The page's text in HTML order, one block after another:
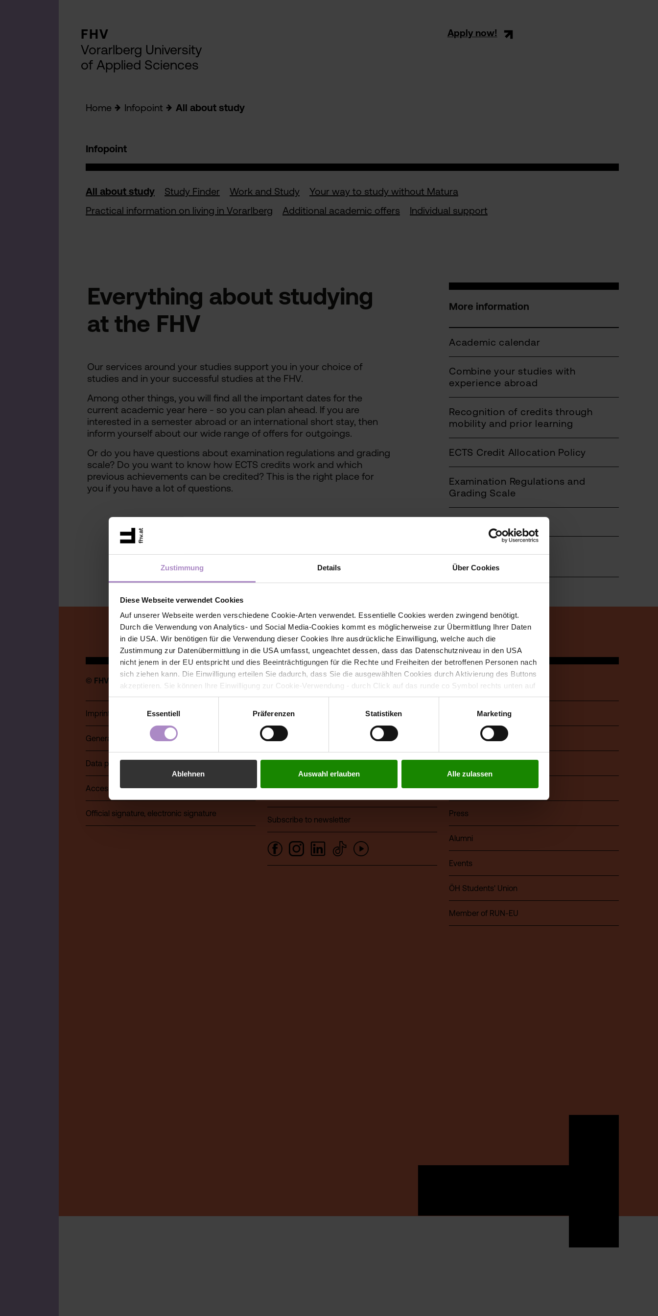
Zustimmung Details Über Cookies
Diese Webseite verwendet Cookies
Auf unserer Webseite werden verschiedene Cookie-Arten verwendet. Essentielle Cookies werden zwingend benötigt.
Durch die Verwendung von Analytics- und Social Media-Cookies kommt es möglicherweise zur Übermittlung Ihrer Daten
in die USA. Wir benötigen für die Verwendung dieser Cookies Ihre ausdrückliche Einwilligung, welche auch die
Zustimmung zur Datenübermittlung in die USA umfasst, ungeachtet dessen, dass das Datenschutzniveau in den USA
nicht jenem in der EU entspricht und dies Beeinträchtigungen für die Rechte und Freiheiten der betroffenen Personen nach
sich ziehen kann. Die Einwilligung erteilen Sie dadurch, dass Sie die ausgewählten Cookies durch Aktivierung des Buttons
akzeptieren. Sie können Ihre Einwilligung zur Cookie-Verwendung - durch Click auf das runde co Symbol rechts unten auf
der Webseite - jederzeit widerrufen. Durch den Widerruf der Einwilligung wird die Rechtmäßigkeit der aufgrund der
Einwilligung bis zum Widerruf erfolgten Verarbeitung nicht berührt. Weitere Informationen zum Datenschutz finden Sie
Einwilligungsauswahl
Essentiell
Präferenzen Statistiken Marketing
Ablehnen Auswahl erlauben Alle zulassen
FHV
Vorarlberg University
of Applied Sciences
Apply now!
Home Infopoint All about study
Infopoint
All about study Study Finder Work and Study
Your way to study without Matura
Practical information on living in Vorarlberg
Additional academic offers Individual support
Everything about studying
at the FHV
Our services around your studies support you in your choice of
studies and in your successful studies at the FHV.
Among other things, you will find all the important dates for the
current academic year here - so you can plan ahead. If you are
interested in a semester abroad or an international short stay, then
inform yourself about our wide range of offers for outgoings.
Or do you have questions about examination regulations and grading
scale? Do you want to know how ECTS credits work and which
previous achievements can be credited? This is the right place for
you if you have a lot of questions.
More information
Academic calendar
Combine your studies with
experience abroad
Recognition of credits through
mobility and prior learning
ECTS Credit Allocation Policy
Examination Regulations and
Grading Scale
Diploma Supplement
contribution
© FHV 2026
Imprint
General terms and conditions
Data protection
Accessibility Statement
Official signature, electronic signature
FHV - Vorarlberg University of Applied Sciences
CAMPUS V, Hochschulstraße 1
6850 Dornbirn
info@fhv.at
Subscribe to newsletter
About FHV
Cafeteria & Café Campus
Press
Alumni
Events
ÖH Students' Union
Member of RUN-EU